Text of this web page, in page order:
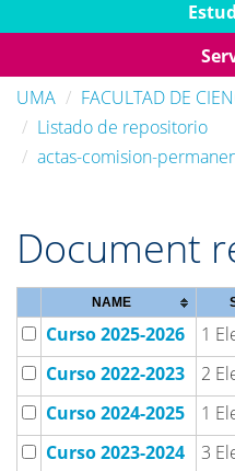
UMA
FACULTAD DE
Listado de repositorio
actas-comision-
Document
NAME
Curso 2025-2026 1
Curso 2022-2023
2
Curso 2024-2025
1
Curso 2023-2024
3